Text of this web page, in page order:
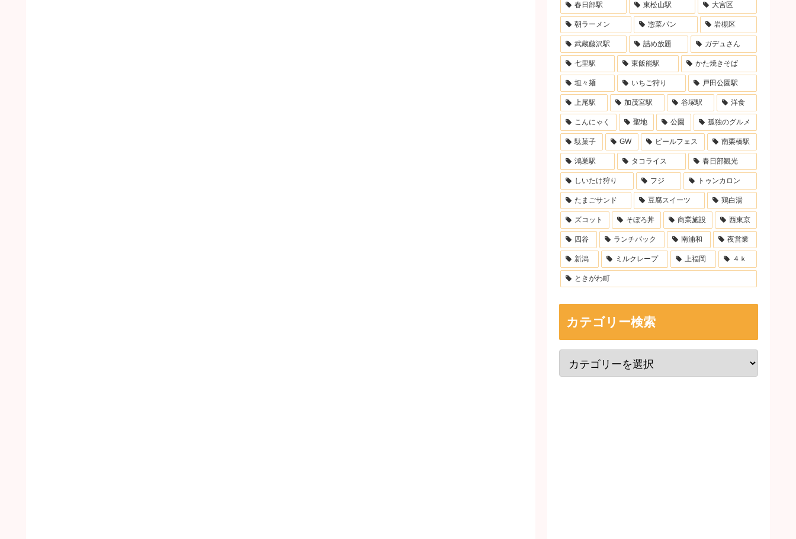
春日部駅 東松山駅 大宮区
朝ラーメン 惣菜パン 岩槻区
武蔵藤沢駅 詰め放題 ガデュさん
七里駅 東飯能駅 かた焼きそば
坦々麺 いちご狩り 戸田公園駅
上尾駅 加茂宮駅 谷塚駅 洋食
こんにゃく 聖地 公園 孤独のグルメ
駄菓子 GW ビールフェス 南栗橋駅
鴻巣駅 タコライス 春日部観光
しいたけ狩り フジ トゥンカロン
たまごサンド 豆腐スイーツ 鶏白湯
ズコット そぼろ丼 商業施設 西東京
四谷 ランチパック 南浦和 夜営業
新潟 ミルクレープ 上福岡 ４ｋ
ときがわ町
カテゴリー検索